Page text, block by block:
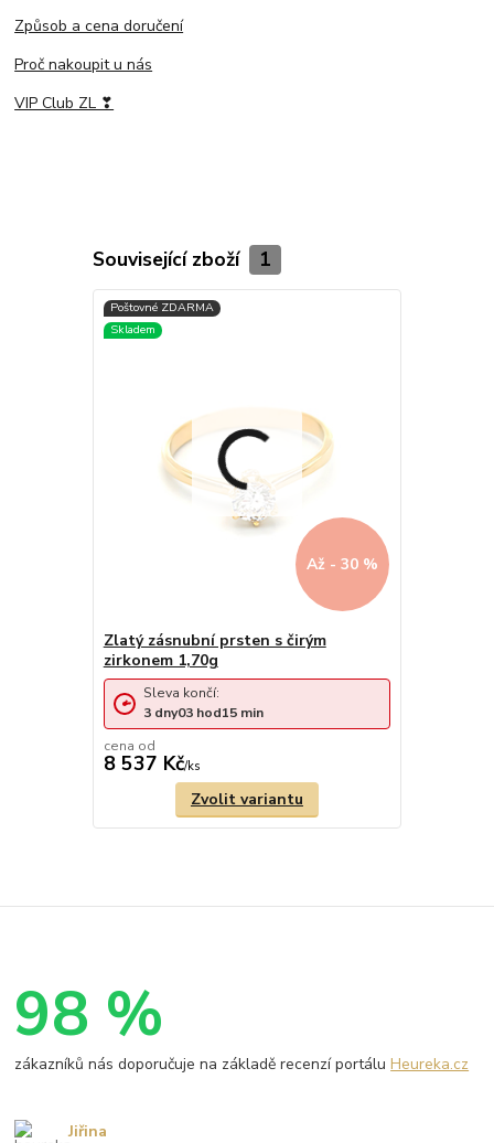
Způsob a cena doručení
Proč nakoupit u nás
VIP Club ZL ❣
Související zboží 1
Až - 30 %
Zlatý zásnubní prsten s čirým
zirkonem 1,70g
cena od
8 537 Kč/ks
Sleva končí:
3 dny03 hod15 min
Zvolit variantu
98 %
zákazníků nás doporučuje na základě recenzí portáluHeureka.cz
Jiřina